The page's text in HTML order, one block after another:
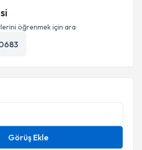
öğrenmek için ara
Görüş Ekle